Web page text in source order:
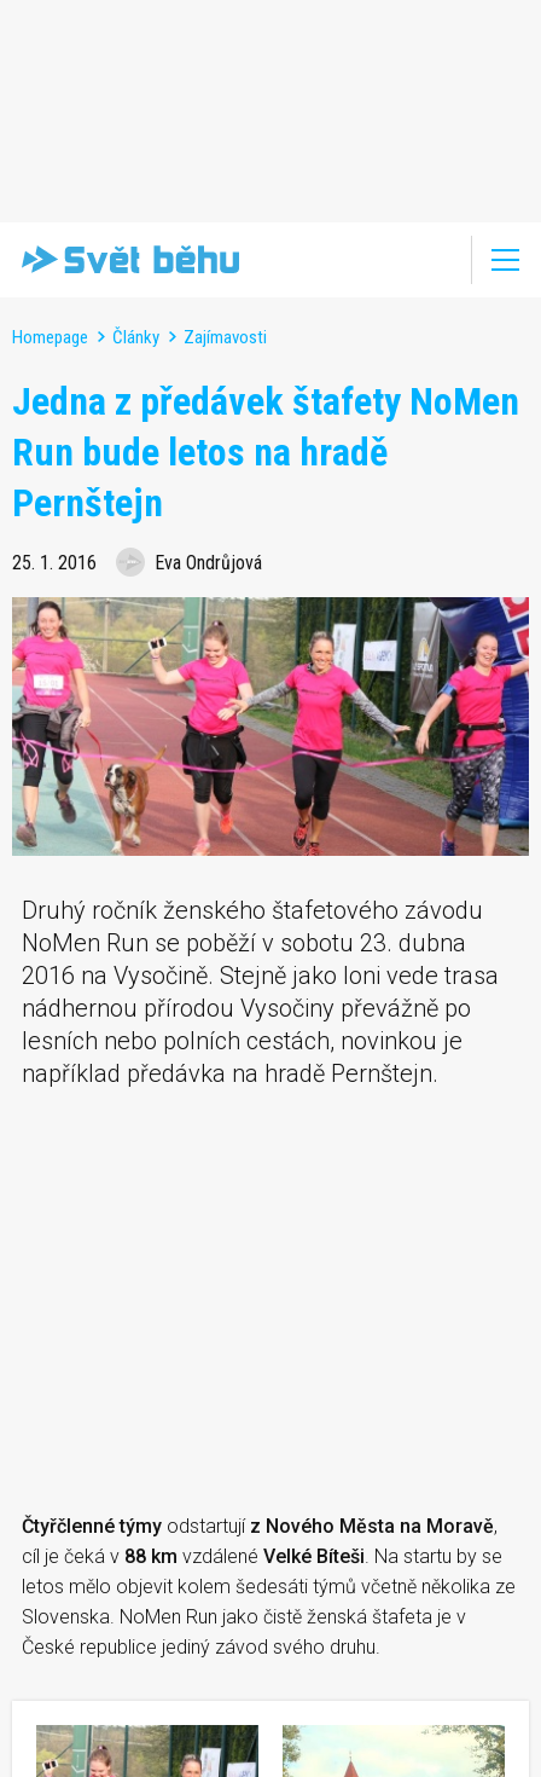
Homepage Články Zajímavosti
Jedna z předávek štafety NoMen
Run bude letos na hradě
Pernštejn
25. 1. 2016 Eva Ondrůjová
Druhý ročník ženského štafetového závodu
NoMen Run se poběží v sobotu 23. dubna
2016 na Vysočině. Stejně jako loni vede trasa
nádhernou přírodou Vysočiny převážně po
lesních nebo polních cestách, novinkou je
například předávka na hradě Pernštejn.
Čtyřčlenné týmy odstartují z Nového Města na Moravě,
cíl je čeká v 88 km vzdálené Velké Bíteši . Na startu by se
letos mělo objevit kolem šedesáti týmů včetně několika ze
Slovenska. NoMen Run jako čistě ženská štafeta je v
České republice jediný závod svého druhu.